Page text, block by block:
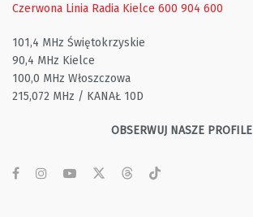
Czerwona Linia Radia Kielce 600 904 600
101,4 MHz Świętokrzyskie
90,4 MHz Kielce
100,0 MHz Włoszczowa
215,072 MHz / KANAŁ 10D
OBSERWUJ NASZE PROFILE